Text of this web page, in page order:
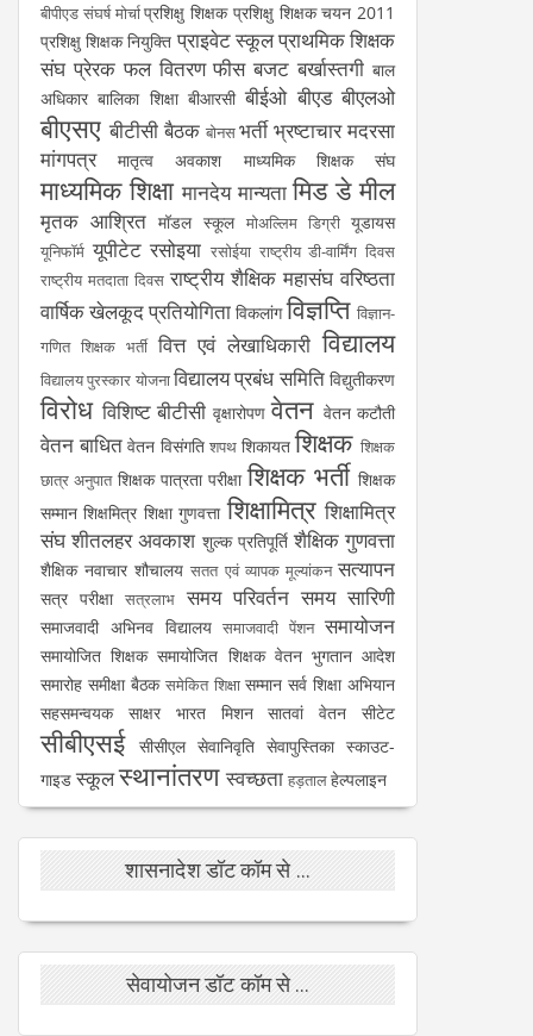
बीपीएड संघर्ष मोर्चा प्रशिक्षु शिक्षक प्रशिक्षु शिक्षक चयन 2011
प्रशिक्षु शिक्षक नियुक्ति प्राइवेट स्कूलप्राथमिक शिक्षक
संघ प्रेरक फल वितरण फीस बजट बर्खास्तगी बाल
अधिकार बालिका शिक्षा बीआरसी बीईओ बीएड बीएलओ
बीएसए बीटीसी बैठक बोनस भर्ती भ्रष्टाचार मदरसा
मांगपत्र
मातृत्व अवकाश माध्यमिक शिक्षक संघ
माध्यमिक शिक्षा मानदेय मान्यता मिड डे मील
मृतक आश्रित मॉडल स्कूल मोअल्लिम डिग्री यूडायस
यूनिफॉर्म यूपीटेट रसोइया रसोईया राष्ट्रीय डी-वार्मिंग दिवस
राष्ट्रीय मतदाता दिवस राष्ट्रीय शैक्षिक महासंघ वरिष्ठता
वार्षिक खेलकूद प्रतियोगिता विकलांग विज्ञप्ति विज्ञान-
गणित शिक्षक भर्ती वित्त एवं लेखाधिकारी विद्यालय
विद्यालय पुरस्कार योजनाविद्यालय प्रबंध समिति विद्युतीकरण
विरोध विशिष्ट बीटीसी वृक्षारोपण वेतन वेतन कटौती
वेतन बाधित वेतन विसंगति शपथ शिकायत शिक्षक शिक्षक
छात्र अनुपात शिक्षक पात्रता परीक्षा शिक्षक भर्ती शिक्षक
सम्मान शिक्षमित्र शिक्षा गुणवत्ता शिक्षामित्र शिक्षामित्र
संघ शीतलहर अवकाश शुल्क प्रतिपूर्ति शैक्षिक गुणवत्ता
शैक्षिक नवाचार शौचालय सतत एवं व्यापक मूल्यांकन सत्यापन
सत्र परीक्षा सत्रलाभ समय परिवर्तन समय सारिणी
समाजवादी अभिनव विद्यालय समाजवादी पेंशन समायोजन
समायोजित शिक्षक समायोजित शिक्षक वेतन भुगतान आदेश
समारोह समीक्षा बैठक समेकित शिक्षा सम्मान सर्व शिक्षा अभियान
सहसमन्वयक
साक्षर भारत मिशन सातवां वेतन सीटेट
सीबीएसई सीसीएल सेवानिवृति सेवापुस्तिका स्काउट-
गाइड स्कूलस्थानांतरण स्वच्छता हड़तालहेल्पलाइन
शासनादेश डॉट कॉम से ...
सेवायोजन डॉट कॉम से ...